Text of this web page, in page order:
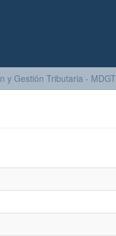
y Gestión Tributaria - MDGT